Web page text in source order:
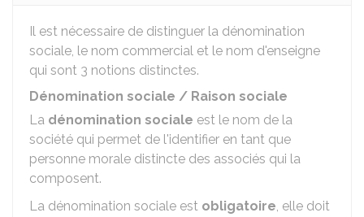
Il est nécessaire de distinguer la dénomination
sociale, le nom commercial et le nom d'enseigne
qui sont 3 notions distinctes.
Dénomination sociale / Raison sociale
La dénomination sociale est le nom de la
société qui permet de l'identifier en tant que
personne morale distincte des associés qui la
composent.
La dénomination sociale est obligatoire, elle doit